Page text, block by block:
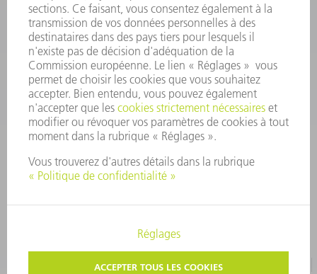
outillages@fr.TRUMPF.com
CONTACT
Pièces Détachées
01 48 17 37 57
Lun – Ven 8:30h - 17:30h
pieces.detachees@trumpf.com
MENTIONS LÉGALES PROTECTION DES DONNÉES PERSONNELLES